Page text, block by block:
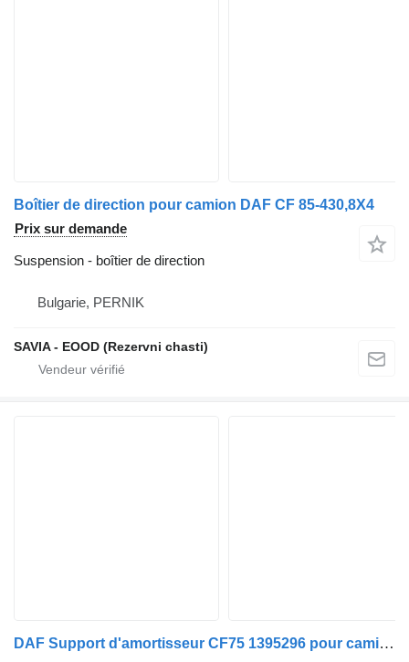
Boîtier de direction pour camion DAF CF 85-430,8X4
Prix sur demande
Suspension - boîtier de direction
Bulgarie, PERNIK
SAVIA - EOOD (Rezervni chasti)
DAF Support d'amortisseur CF75 1395296 pour camion DAF CF 75 / 85